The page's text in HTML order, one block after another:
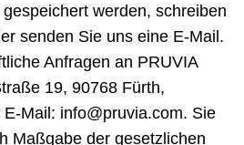
werden, schreiben
senden Sie uns eine E-Mail.
Anfragen an PRUVIA
19, 90768 Fürth,
Mail: info@pruvia.com. Sie
Maßgabe der gesetzlichen